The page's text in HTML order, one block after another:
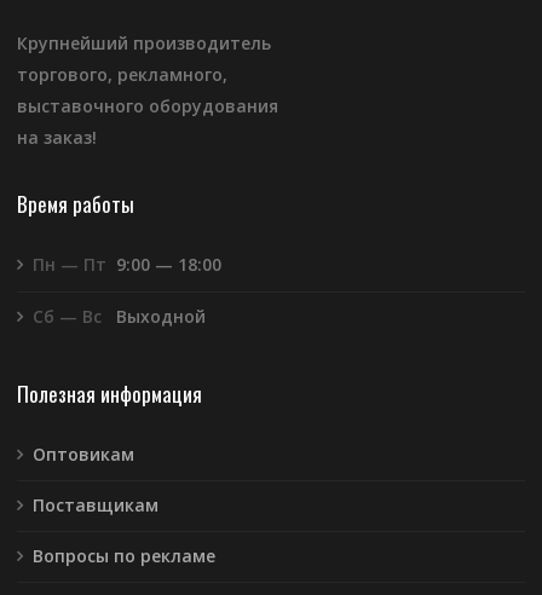
Крупнейший производитель
торгового, рекламного,
выставочного оборудования
на заказ!
Время работы
Пн — Пт 9:00 — 18:00
Сб — Вс Выходной
Полезная информация
Оптовикам
Поставщикам
Вопросы по рекламе